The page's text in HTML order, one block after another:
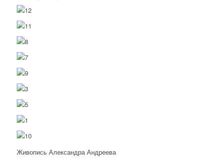
Живопись Александра Андреева